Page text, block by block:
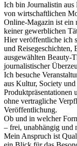
Ich bin Journalistin aus
von wirtschaftlichen
Online-Magazin ist ein
keiner gewerblichen
Hier veröffentliche ich
und Reisegeschichten,
ausgewählten Beauty-
journalistischer
Ich besuche
aus Kultur, Society
Produktpräsentationen
ohne vertragliche
Veröffentlichung.
Ob und in welcher
– frei, unabhängig und
Mein Anspruch ist